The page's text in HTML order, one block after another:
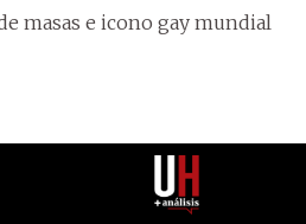
masas e icono gay mundial